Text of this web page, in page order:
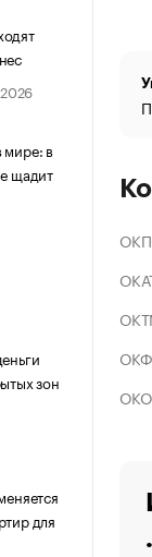
мире: в
щадит
зон
для